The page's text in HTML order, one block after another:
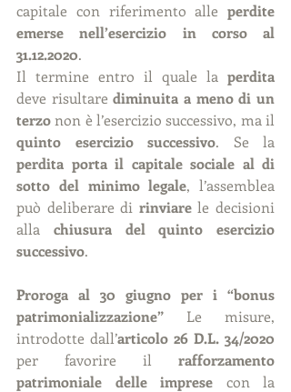
capitale con riferimento alle perdite
emerse nell’esercizio in corso al
31.12.2020.
Il termine entro il quale la perdita
deve risultare diminuita a meno di un
terzo
quinto esercizio successivo
perdita porta il capitale sociale al di
sotto del minimo legale, l’assemblea
può deliberare di rinviare le decisioni
alla chiusura del quinto esercizio
successivo.
Proroga al 30 giugno per i “bonus
patrimonializzazione” Le misure,
introdotte dall’
per favorire il rafforzamento
patrimoniale delle imprese con la